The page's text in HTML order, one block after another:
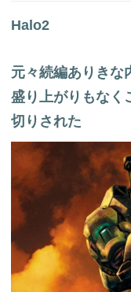
Halo2
元々続編ありきな
盛り上がりもなく
切りされた